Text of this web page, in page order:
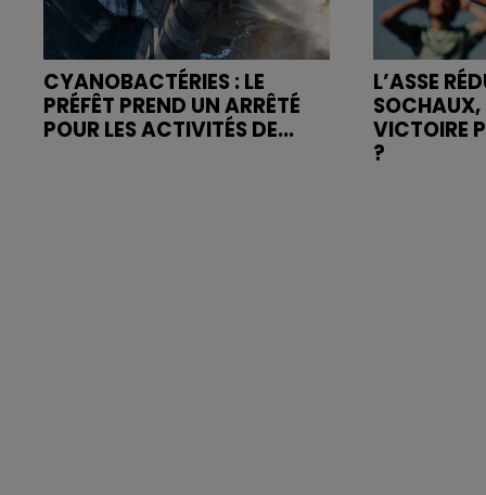
CYANOBACTÉRIES : LE
PRÉFÊT PREND UN ARRÊTÉ
POUR LES ACTIVITÉS DE...
L’ASSE
SOCHAUX,
VICTOIRE
?